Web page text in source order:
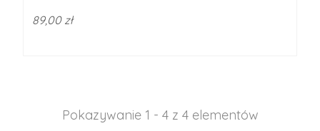
89,00 zł
Pokazywanie 1 - 4 z 4 elementów